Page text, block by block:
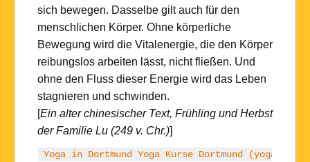
sich bewegen. Dasselbe gilt auch für den
menschlichen Körper. Ohne körperliche
Bewegung wird die Vitalenergie, die den Körper
reibungslos arbeiten lässt, nicht fließen. Und
ohne den Fluss dieser Energie wird das Leben
stagnieren und schwinden.
[Ein alter chinesischer Text, Frühling und Herbst
der Familie Lu (249 v. Chr.)]
Yoga in Dortmund Yoga Kurse Dortmund (yoga-